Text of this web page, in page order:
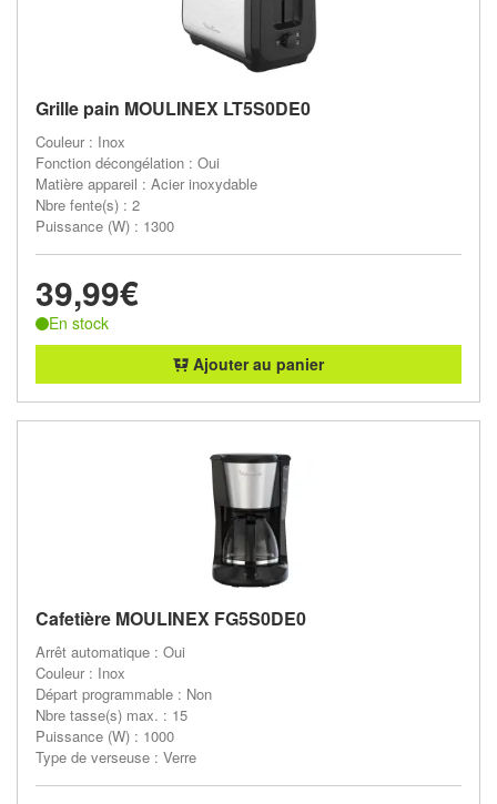
Grille pain MOULINEX LT5S0DE0
Couleur : Inox
Fonction décongélation : Oui
Matière appareil : Acier inoxydable
Nbre fente(s) : 2
Puissance (W) : 1300
39,99€
En stock
Ajouter au panier
Cafetière MOULINEX FG5S0DE0
Arrêt automatique : Oui
Couleur : Inox
Départ programmable : Non
Nbre tasse(s) max. : 15
Puissance (W) : 1000
Type de verseuse : Verre